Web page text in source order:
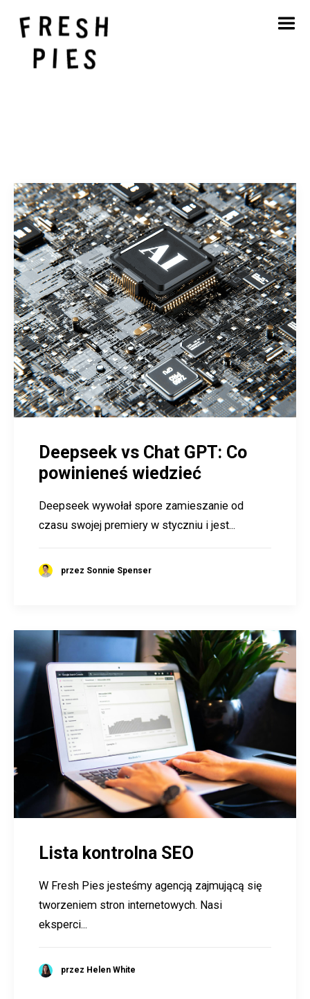
Strona główna
Deepseek vs Chat GPT: Co
powinieneś wiedzieć
Deepseek wywołał spore zamieszanie od
czasu swojej premiery w styczniu i jest...
przez Sonnie Spenser
Lista kontrolna SEO
W Fresh Pies jesteśmy agencją zajmującą się
tworzeniem stron internetowych. Nasi
eksperci...
przez Helen White